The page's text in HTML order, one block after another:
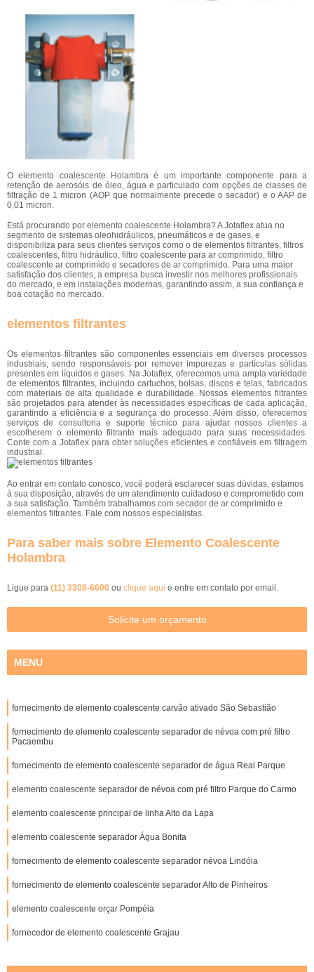
O elemento coalescente Holambra é um importante componente para a
retenção de aerosóis de óleo, água e particulado com opções de classes de
filtração de 1 micron (AOP que normalmente precede o secador) e o AAP de
0,01 micron.
Está procurando por elemento coalescente Holambra? A Jotaflex atua no
segmento de sistemas oleohidráulicos, pneumáticos e de gases, e
disponibiliza para seus clientes serviços como o de elementos filtrantes, filtros
coalescentes, filtro hidráulico, filtro coalescente para ar comprimido, filtro
coalescente ar comprimido e secadores de ar comprimido. Para uma maior
satisfação dos clientes, a empresa busca investir nos melhores profissionais
do mercado, e em instalações modernas, garantindo assim, a sua confiança e
boa cotação no mercado.
elementos filtrantes
Os elementos filtrantes são componentes essenciais em diversos processos
industriais, sendo responsáveis por remover impurezas e partículas sólidas
presentes em líquidos e gases. Na Jotaflex, oferecemos uma ampla variedade
de elementos filtrantes, incluindo cartuchos, bolsas, discos e telas, fabricados
com materiais de alta qualidade e durabilidade. Nossos elementos filtrantes
são projetados para atender às necessidades específicas de cada aplicação,
garantindo a eficiência e a segurança do processo. Além disso, oferecemos
serviços de consultoria e suporte técnico para ajudar nossos clientes a
escolherem o elemento filtrante mais adequado para suas necessidades.
Conte com a Jotaflex para obter soluções eficientes e confiáveis em filtragem
industrial.
Ao entrar em contato conosco, você poderá esclarecer suas dúvidas, estamos
à sua disposição, através de um atendimento cuidadoso e comprometido com
a sua satisfação. Também trabalhamos com secador de ar comprimido e
elementos filtrantes. Fale com nossos especialistas.
Para saber mais sobre Elemento Coalescente
Holambra
Ligue para (11) 3308-6600 ou clique aqui e entre em contato por email.
Solicite um orçamento
MENU
fornecimento de elemento coalescente carvão ativado São Sebastião
fornecimento de elemento coalescente separador de névoa com pré filtro
Pacaembu
fornecimento de elemento coalescente separador de água Real Parque
elemento coalescente separador de névoa com pré filtro Parque do Carmo
elemento coalescente principal de linha Alto da Lapa
elemento coalescente separador Água Bonita
fornecimento de elemento coalescente separador névoa Lindóia
fornecimento de elemento coalescente separador Alto de Pinheiros
elemento coalescente orçar Pompéia
fornecedor de elemento coalescente Grajau